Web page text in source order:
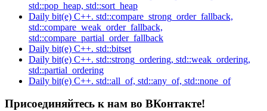
std::pop_heap, std::sort_heap
Daily bit(e) C++. std::compare_strong_order_fallback,
std::compare_weak_order_fallback,
std::compare_partial_order_fallback
Daily bit(e) C++. std::bitset
Daily bit(e) C++. std::strong_ordering, std::weak_ordering,
std::partial_ordering
Daily bit(e) C++. std::all_of, std::any_of, std::none_of
Присоединяйтесь к нам во ВКонтакте!